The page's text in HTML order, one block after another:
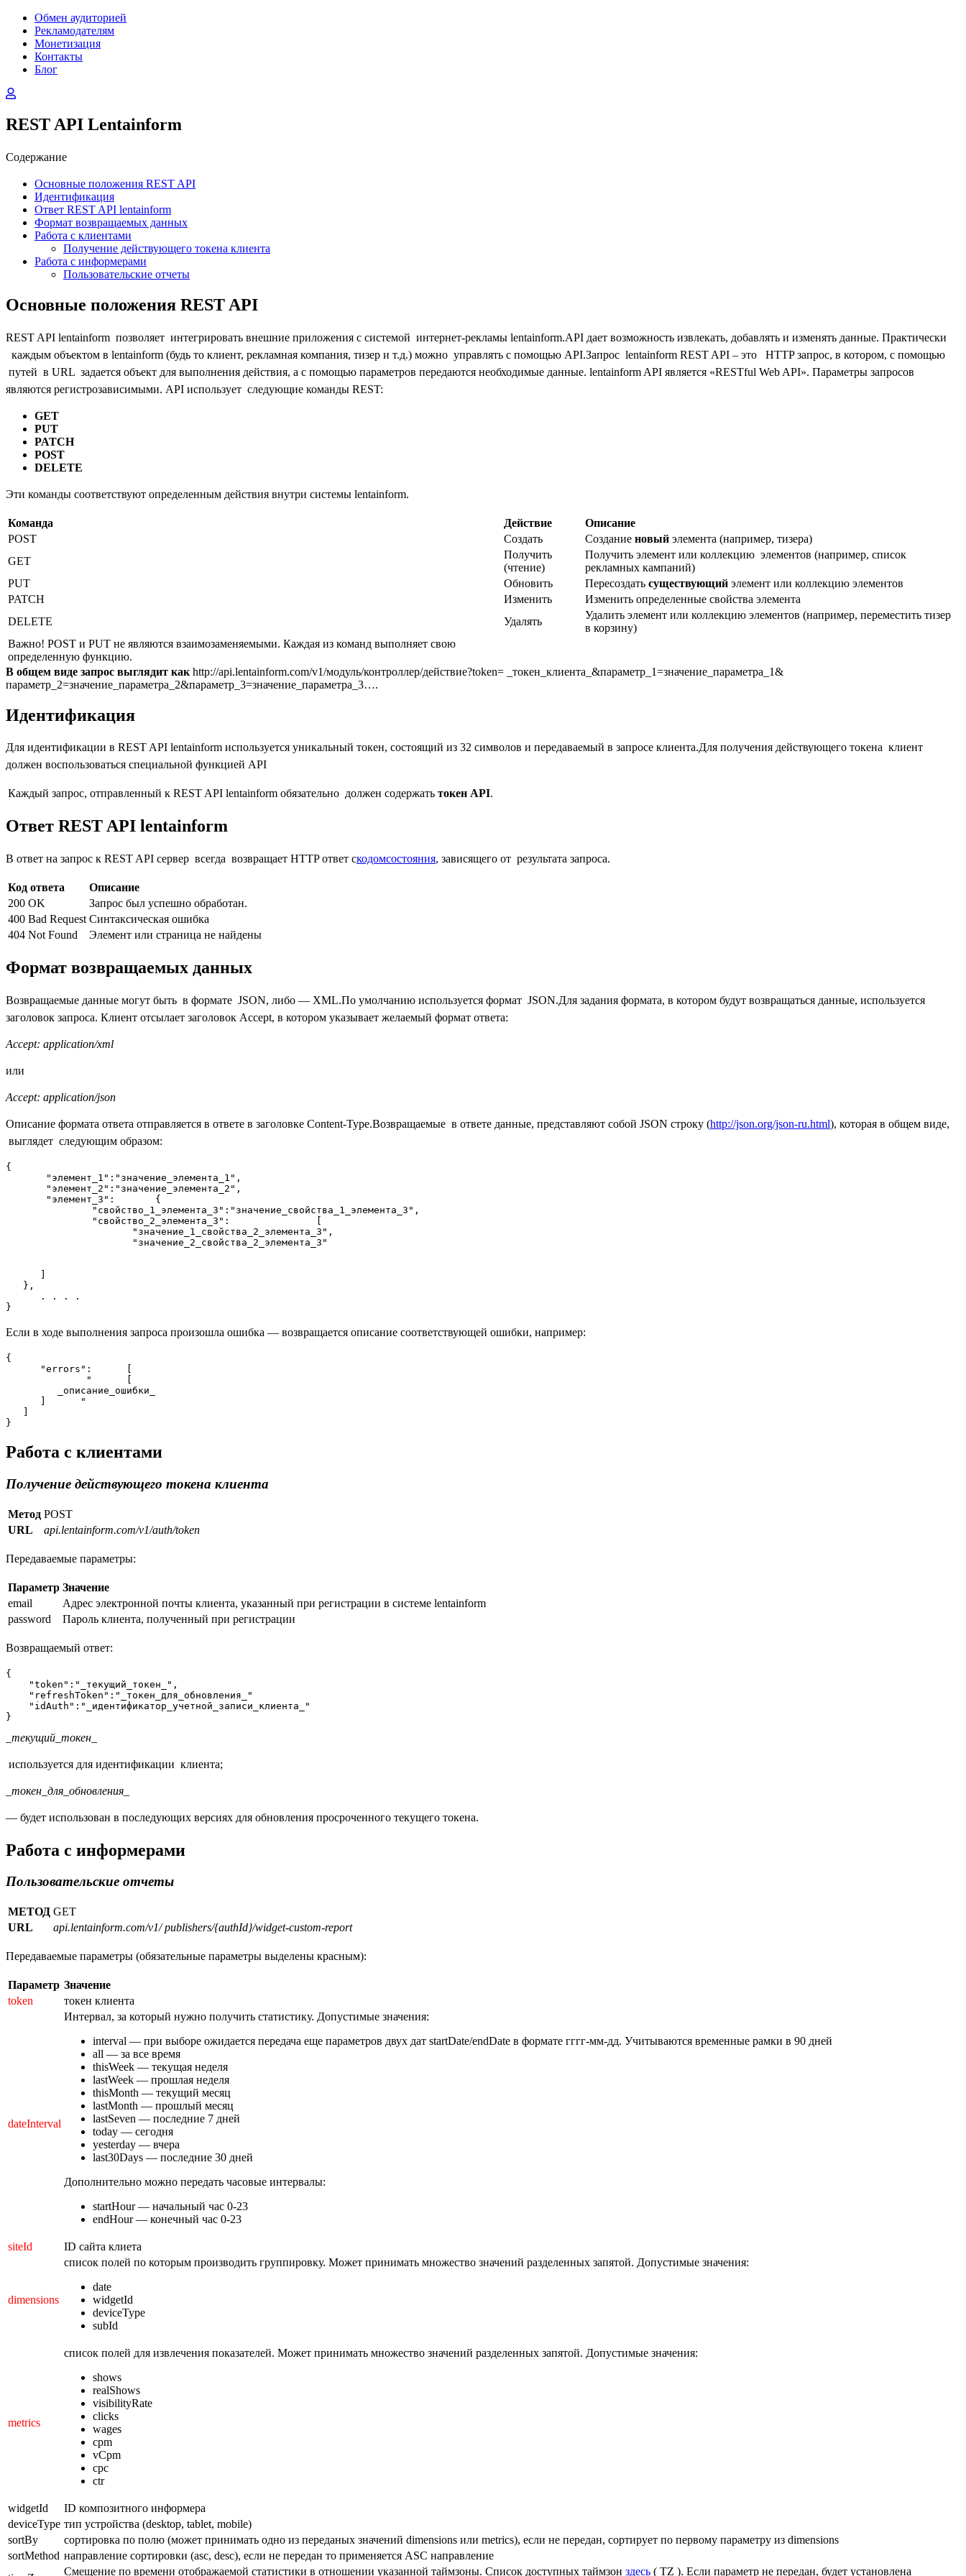
Обмен аудиторией
Рекламодателям
Монетизация
Контакты
Блог
REST API Lentainform
Cодержание
Основные положения REST API
Идентификация
Ответ REST API lentainform
Формат возвращаемых данных
Работа с клиентами
Получение действующего токена клиента
Работа с информерами
Пользовательские отчеты
Основные положения REST API
REST API lentainform позволяет интегрировать внешние приложения с системой интернет-рекламы lentainform.API дает возможность извлекать, добавлять и изменять данные. Практически
каждым объектом в lentainform (будь то клиент, рекламная компания, тизер и т.д.) можно управлять с помощью API.Запрос lentainform REST API – это HTTP запрос, в котором, с помощью
путей в URL задается объект для выполнения действия, а с помощью параметров передаются необходимые данные. lentainform API является «RESTful Web API». Параметры запросов
являются регистрозависимыми. API использует следующие команды REST:
GET
PUT
PATCH
POST
DELETE
Эти команды соответствуют определенным действия внутри системы lentainform.
Команда Действие
Описание
POST
Создать Создание новый элемента (например, тизера)
GET
Получить
(чтение)
Получить элемент или коллекцию элементов (например, список
рекламных кампаний)
PUT
Обновить Пересоздать существующий элемент или коллекцию элементов
PATCH
Изменить
Изменить определенные свойства элемента
DELETE
Удалять
Удалить элемент или коллекцию элементов (например, переместить тизер
в корзину)
Важно! POST и PUT не являются взаимозаменяемыми. Каждая из команд выполняет свою
определенную функцию.
В общем виде запрос выглядит как http://api.lentainform.com/v1/модуль/контроллер/действие?token= _токен_клиента_&параметр_1=значение_параметра_1&
параметр_2=значение_параметра_2&параметр_3=значение_параметра_3….
Идентификация
Для идентификации в REST API lentainform используется уникальный токен, состоящий из 32 символов и передаваемый в запросе клиента.Для получения действующего токена клиент
должен воспользоваться специальной функцией API
Каждый запрос, отправленный к REST API lentainform обязательно должен содержать токен API.
Ответ REST API lentainform
В ответ на запрос к REST API сервер всегда возвращает HTTP ответ скодомсостояния, зависящего от результата запроса.
Код ответа
Описание
200 OK
Запрос был успешно обработан.
400 Bad Request Синтаксическая ошибка
404 Not Found
Элемент или страница не найдены
Формат возвращаемых данных
Возвращаемые данные могут быть в формате JSON, либо — XML.По умолчанию используется формат JSON.Для задания формата, в котором будут возвращаться данные, используется
заголовок запроса. Клиент отсылает заголовок Accept, в котором указывает желаемый формат ответа:
Accept: application/xml
или
Accept: application/json
Описание формата ответа отправляется в ответе в заголовке Content-Type.Возвращаемые в ответе данные, представляют собой JSON строку (http://json.org/json-ru.html), которая в общем виде,
выглядет следующим образом:
{
       "элемент_1":"значение_элемента_1",
       "элемент_2":"значение_элемента_2",
       "элемент_3":       {
               "свойство_1_элемента_3":"значение_свойства_1_элемента_3",
               "свойство_2_элемента_3":               [
                      "значение_1_свойства_2_элемента_3",
                      "значение_2_свойства_2_элемента_3"
   },
      . . . .
}
Если в ходе выполнения запроса произошла ошибка — возвращается описание соответствующей ошибки, например:
{
      "errors":      [
              "      [
         _описание_ошибки_
      ]      "
}
Работа с клиентами
Получение действующего токена клиента
Метод POST
URL
api.lentainform.com/v1/auth/token
Передаваемые параметры:
Параметр Значение
email
Адрес электронной почты клиента, указанный при регистрации в системе lentainform
password
Пароль клиента, полученный при регистрации
Возвращаемый ответ:
{
"token":"_текущий_токен_",
"refreshToken":"_токен_для_обновления_"
"idAuth":"_идентификатор_учетной_записи_клиента_"
}
_текущий_токен_
используется для идентификации клиента;
_токен_для_обновления_
— будет использован в последующих версиях для обновления просроченного текущего токена.
Работа с информерами
Пользовательские отчеты
МЕТОД GET
URL
api.lentainform.com/v1/ publishers/{authId}/widget-custom-report
Передаваемые параметры (обязательные параметры выделены красным):
Параметр Значение
token
токен клиента
dateInterval
Интервал, за который нужно получить статистику. Допустимые значения:
interval — при выборе ожидается передача еще параметров двух дат startDate/endDate в формате гггг-мм-дд. Учитываются временные рамки в 90 дней
all — за все время
thisWeek — текущая неделя
lastWeek — прошлая неделя
thisMonth — текущий месяц
lastMonth — прошлый месяц
lastSeven — последние 7 дней
today — сегодня
yesterday — вчера
last30Days — последние 30 дней
Дополнительно можно передать часовые интервалы:
startHour — начальный час 0-23
endHour — конечный час 0-23
siteId ID сайта клиета
dimensions
список полей по которым производить группировку. Может принимать множество значений разделенных запятой. Допустимые значения:
date
widgetId
deviceType
subId
metrics
список полей для извлечения показателей. Может принимать множество значений разделенных запятой. Допустимые значения:
shows
realShows
visibilityRate
clicks
wages
cpm
vCpm
cpc
ctr
widgetId
ID композитного информера
deviceType тип устройства (desktop, tablet, mobile)
sortBy
сортировка по полю (может принимать одно из переданых значений dimensions или metrics), если не передан, сортирует по первому параметру из dimensions
sortMethod направление сортировки (asc, desc), если не передан то применяется ASC направление
Смещение по времени отображаемой статистики в отношении указанной таймзоны. Список доступных таймзон здесь ( TZ ). Если параметр не передан, будет установлена